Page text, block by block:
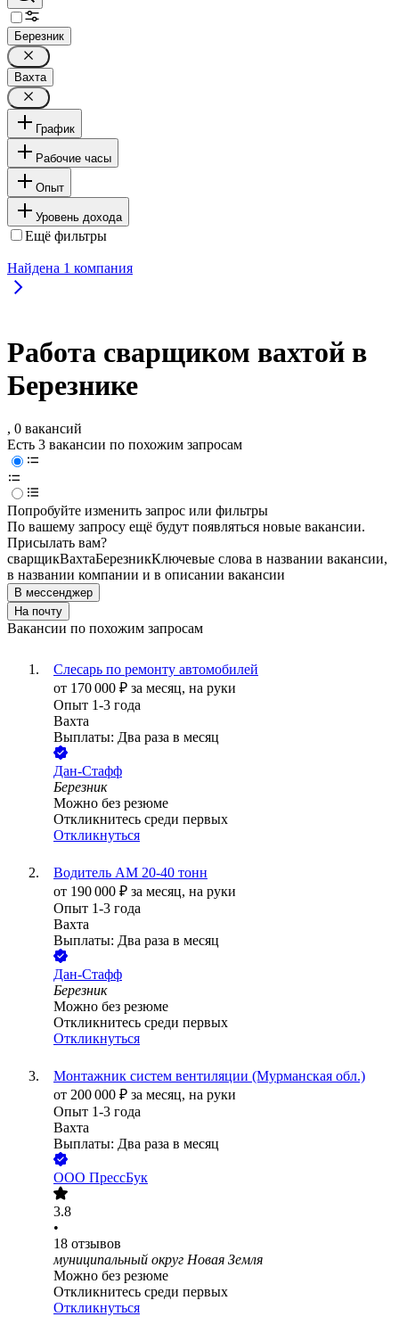
Березник
Вахта
График
Рабочие часы
Опыт
Уровень дохода
Ещё фильтры
Найдена 1 компания
Работа сварщиком вахтой в
Березнике
, 0 вакансий
Есть 3 вакансии по похожим запросам
Попробуйте изменить запрос или фильтры
По вашему запросу ещё будут появляться новые вакансии.
Присылать вам?
сварщикВахтаБерезникКлючевые слова в названии вакансии,
в названии компании и в описании вакансии
В мессенджер
На почту
Вакансии по похожим запросам
Слесарь по ремонту автомобилей
от 170 000 ₽ за месяц, на руки
Опыт 1-3 года
Вахта
Выплаты: Два раза в месяц
Дан-Стафф
Березник
Можно без резюме
Откликнитесь среди первых
Откликнуться
Водитель АМ 20-40 тонн
от 190 000 ₽ за месяц, на руки
Опыт 1-3 года
Вахта
Выплаты: Два раза в месяц
Дан-Стафф
Березник
Можно без резюме
Откликнитесь среди первых
Откликнуться
Монтажник систем вентиляции (Мурманская обл.)
от 200 000 ₽ за месяц, на руки
Опыт 1-3 года
Вахта
Выплаты: Два раза в месяц
ООО ПрессБук
3.8
•
18 отзывов
муниципальный округ Новая Земля
Можно без резюме
Откликнитесь среди первых
Откликнуться